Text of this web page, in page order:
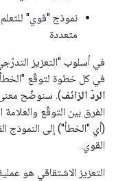
نموذج "قوي"
متعددة
في أسلوب "التعزيز
في كل خطوة لتوقّع
الردّ الزائف). سنوضّح معنى
الفرق بين التوقّع
(أي "الخطأ") إلى النموذج
القوي.
التعزيز الاشتقاقي هو